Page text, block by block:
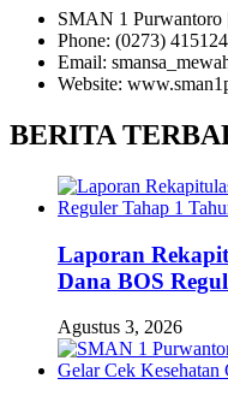
SMAN 1 Purwantoro
Phone: (0273) 415124
Email:
Website:
BERITA
Laporan
Dana BOS
Agustus 3, 2026